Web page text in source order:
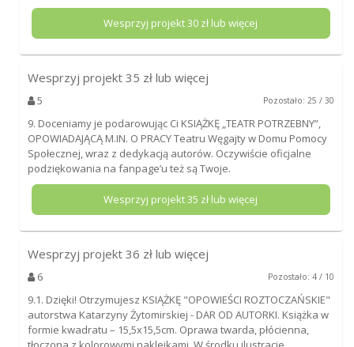
Wesprzyj projekt30 zł lub więcej
Wesprzyj projekt 35 zł lub więcej
5 Pozostało: 25 / 30
9. Doceniamy je podarowując Ci KSIĄŻKĘ „TEATR POTRZEBNY”,
OPOWIADAJĄCĄ M.IN. O PRACY Teatru Węgajty w Domu Pomocy
Społecznej, wraz z dedykacją autorów. Oczywiście oficjalne
podziękowania na fanpage’u też są Twoje.
Wesprzyj projekt35 zł lub więcej
Wesprzyj projekt 36 zł lub więcej
6 Pozostało: 4 / 10
9.1. Dzięki! Otrzymujesz KSIĄŻKĘ "OPOWIEŚCI ROZTOCZAŃSKIE"
autorstwa Katarzyny Żytomirskiej - DAR OD AUTORKI. Książka w
formie kwadratu – 15,5x15,5cm. Oprawa twarda, płócienna,